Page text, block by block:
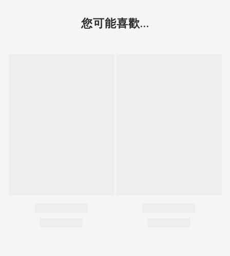
您可能喜歡...